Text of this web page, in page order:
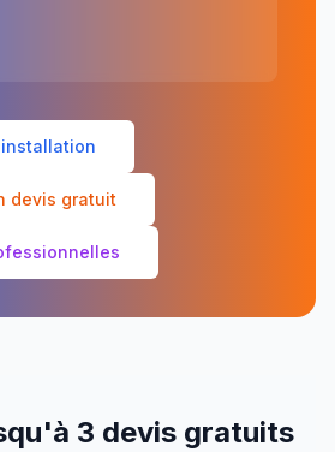
installation
devis gratuit
3 devis gratuits